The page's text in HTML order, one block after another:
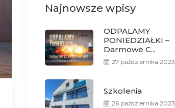
Najnowsze wpisy
ODPALAMY
PONIEDZIAŁKI –
Darmowe C...
27 października 2023
Szkolenia
26 października 2023